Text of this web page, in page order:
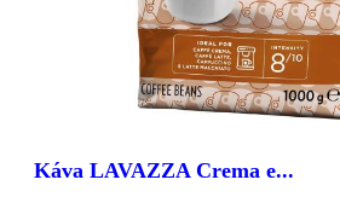
Káva LAVAZZA Crema e...